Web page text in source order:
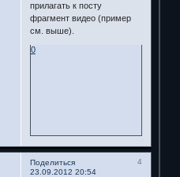
прилагать к посту
фрагмент видео (пример
см. выше).
0
Поделиться
4
23.09.2012 20:54